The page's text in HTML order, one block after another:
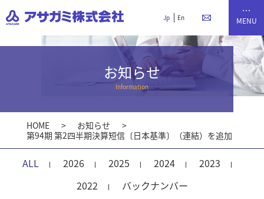
Jp En
お知らせ
Information
HOME
お知らせ
第94期 第2四半期決算短信〔日本基準〕（連結）を追加
ALL 2026 2025 2024
2023
2022
バックナンバー